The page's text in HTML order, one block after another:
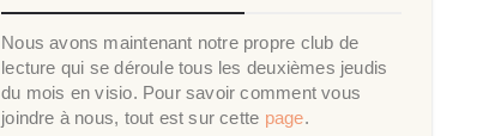
Nous avons maintenant notre propre club de
lecture qui se déroule tous les deuxièmes jeudis
du mois en visio. Pour savoir comment vous
joindre à nous, tout est sur cette page.